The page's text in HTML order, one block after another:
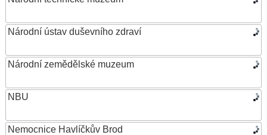
Národní ústav duševního zdraví
Národní zemědělské muzeum
NBU
Nemocnice Havlíčkův Brod